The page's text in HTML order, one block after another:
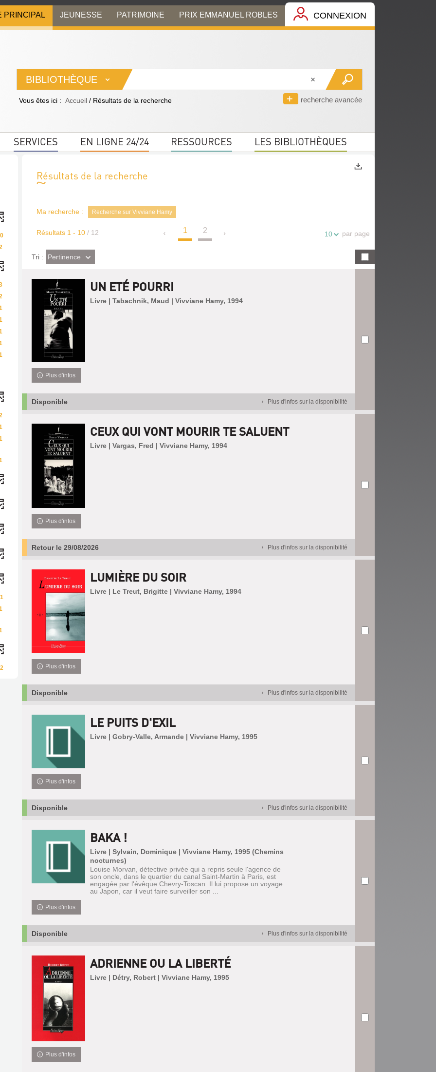
PRINCIPAL JEUNESSE PATRIMOINE PRIX EMMANUEL ROBLES CONNEXION
BIBLIOTHÈQUE
recherche avancée
Vous êtes ici : Accueil / Résultats de la recherche
SERVICES EN LIGNE 24/24 RESSOURCES LES BIBLIOTHÈQUES
Résultats de la recherche
Ma recherche : Recherche sur Vivviane Hamy
Résultats 1 - 10 / 12 1 2 10 par page
Tri :(Effet
imédiat)
Pertinence
UN ETÉ POURRI
Livre | Tabachnik, Maud | Vivviane Hamy, 1994
Plus d'infos
Disponible Plus d'infos sur la disponibilité
CEUX QUI VONT MOURIR TE SALUENT
Livre | Vargas, Fred | Vivviane Hamy, 1994
Plus d'infos
Retour le 29/08/2026 Plus d'infos sur la disponibilité
LUMIÈRE DU SOIR
Livre | Le Treut, Brigitte | Vivviane Hamy, 1994
Plus d'infos
Disponible Plus d'infos sur la disponibilité
LE PUITS D'EXIL
Livre | Gobry-Valle, Armande | Vivviane Hamy, 1995
Plus d'infos
Disponible Plus d'infos sur la disponibilité
BAKA !
Livre | Sylvain, Dominique | Vivviane Hamy, 1995 (Chemins
nocturnes)
Louise Morvan, détective privée qui a repris seule l'agence de
son oncle, dans le quartier du canal Saint-Martin à Paris, est
engagée par l'évêque Chevry-Toscan. Il lui propose un voyage
au Japon, car il veut faire surveiller son ...
Plus d'infos
Disponible Plus d'infos sur la disponibilité
ADRIENNE OU LA LIBERTÉ
Livre | Détry, Robert | Vivviane Hamy, 1995
Plus d'infos